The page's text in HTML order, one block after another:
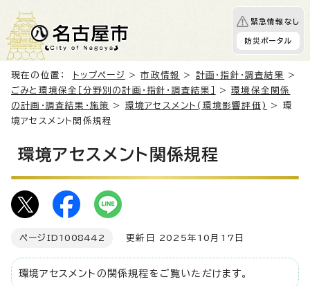
緊急情報なし
防災ポータル
現在の位置： トップページ >市政情報 > 計画・指針・調査結果
>
ごみと環境保全［分野別の計画・指針・調査結果］
>環境保全関係
の計画・調査結果・施策
> 環境アセスメント(環境影響評価)
> 環
境アセスメント関係規程
環境アセスメント関係規程
ページID 1008442 更新日 2025年10月17日
環境アセスメントの関係規程をご覧いただけます。